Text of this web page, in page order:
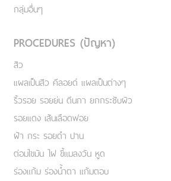
กลุ่มอื่นๆ
PROCEDURES (ปัญหา)
สิว
แผลเป็นสิว คีลอยด์ แผลเป็นต่างๆ
ริ้วรอย รอยย่น ตีนกา ยกกระชับผิว
รอยแดง เส้นเลือดฟอย
ฝ้า กระ รอยดำ ปาน
ต่อมไขมัน ไฝ ขี้แมลงวัน หูด
ร่องแก้ม ร่องน้ำตา แก้มตอบ